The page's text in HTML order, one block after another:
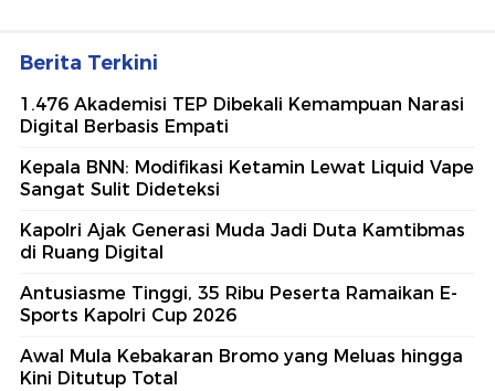
Berita Terkini
1.476 Akademisi TEP Dibekali Kemampuan Narasi
Digital Berbasis Empati
Kepala BNN: Modifikasi Ketamin Lewat Liquid Vape
Sangat Sulit Dideteksi
Kapolri Ajak Generasi Muda Jadi Duta Kamtibmas
di Ruang Digital
Antusiasme Tinggi, 35 Ribu Peserta Ramaikan E-
Sports Kapolri Cup 2026
Awal Mula Kebakaran Bromo yang Meluas hingga
Kini Ditutup Total